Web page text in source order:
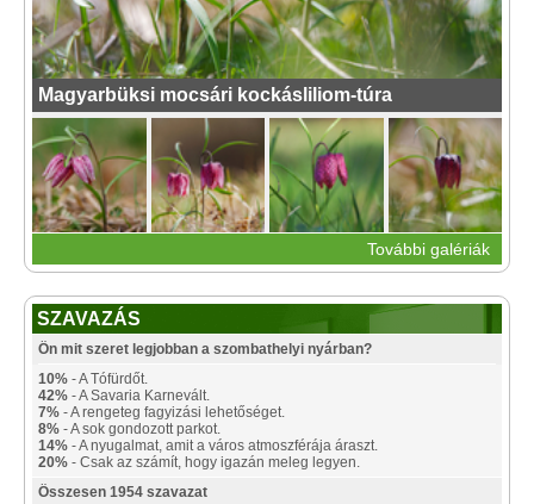
Magyarbüksi mocsári kockásliliom-túra
További galériák
SZAVAZÁS
Ön mit szeret legjobban a szombathelyi nyárban?
10% - A Tófürdőt.
42% - A Savaria Karnevált.
7% - A rengeteg fagyizási lehetőséget.
8% - A sok gondozott parkot.
14% - A nyugalmat, amit a város atmoszférája áraszt.
20% - Csak az számít, hogy igazán meleg legyen.
Összesen 1954 szavazat